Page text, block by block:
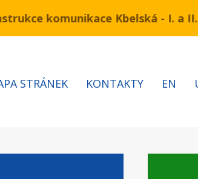
3.7 – 7.8.2026 bude probíhat
komunikace Kbelská - I. a II.
STRÁNEK KONTAKTY EN